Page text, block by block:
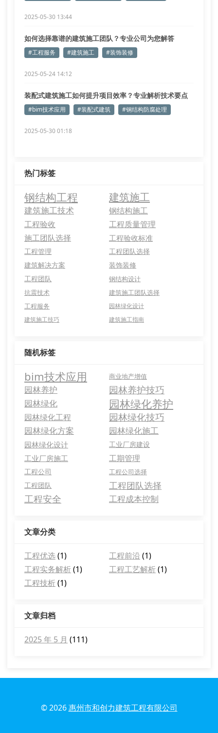
2025-05-30 13:44
如何选择靠谱的建筑施工团队？专业公司为您解答
#工程服务 #建筑施工 #装饰装修
2025-05-24 14:12
装配式建筑施工如何提升项目效率？专业解析技术要点
#bim技术应用 #装配式建筑 #钢结构防腐处理
2025-05-30 01:18
热门标签
钢结构工程 建筑施工
建筑施工技术
钢结构施工
工程验收
工程质量管理
施工团队选择
工程验收标准
工程管理
工程团队选择
建筑解决方案
装饰装修
工程团队
钢结构设计
抗震技术
建筑施工团队选择
工程服务
园林绿化设计
建筑施工技巧
建筑施工指南
随机标签
bim技术应用 商业地产增值
园林养护 园林养护技巧
园林绿化 园林绿化养护
园林绿化工程 园林绿化技巧
园林绿化方案 园林绿化施工
园林绿化设计 工业厂房建设
工业厂房施工 工期管理
工程公司 工程公司选择
工程团队 工程团队选择
工程安全 工程成本控制
文章分类
工程优选(1) 工程前沿 (1)
工程实务解析(1) 工程工艺解析(1)
工程技析(1)
文章归档
2025 年 5 月 (111)
© 2026惠州市和创力建筑工程有限公司